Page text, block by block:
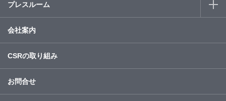
プレスルーム
会社案内
CSRの取り組み
お問合せ